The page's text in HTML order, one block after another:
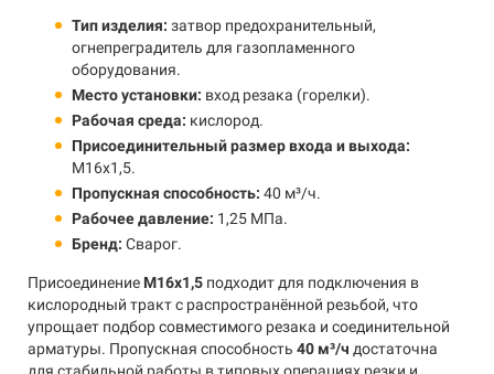
Тип изделия: затвор предохранительный,
огнепреградитель для газопламенного
оборудования.
Место установки: вход резака (горелки).
Рабочая среда: кислород.
Присоединительный размер входа и выхода:
М16х1,5.
Пропускная способность: 40 м³/ч.
Рабочее давление: 1,25 МПа.
Бренд: Сварог.
Присоединение М16х1,5 подходит для подключения в
кислородный тракт с распространённой резьбой, что
упрощает подбор совместимого резака и соединительной
арматуры. Пропускная способность 40 м³/ч достаточна